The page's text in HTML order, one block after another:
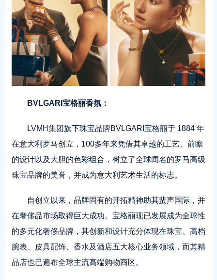
BVLGARI宝格丽香氛：
LVMH集团旗下珠宝品牌BVLGARI宝格丽于 1884 年
在意大利罗马创立，100多年来凭借其卓越的工艺、前瞻
的设计以及大胆的色彩组合，树立了全球闻名的罗马高级
珠宝品牌的美誉，并成为意大利艺术生活的标志。
自创立以来，品牌固有的开拓精神助其蜚声国际，并
在奢侈品市场取得巨大成功。宝格丽现已发展成为全球性
的多元化奢侈品牌，其创新和设计充分体现在珠宝、高档
腕表、皮具配饰、香水及酒店五大核心业务领域，而其精
品店也已遍布全球主流高端购物商区。